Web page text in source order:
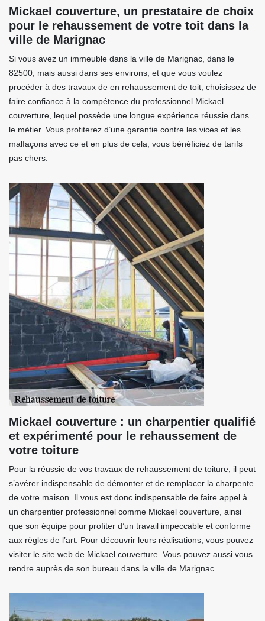
Mickael couverture, un prestataire de choix
pour le rehaussement de votre toit dans la
ville de Marignac
Si vous avez un immeuble dans la ville de Marignac, dans le
82500, mais aussi dans ses environs, et que vous voulez
procéder à des travaux de en rehaussement de toit, choisissez de
faire confiance à la compétence du professionnel Mickael
couverture, lequel possède une longue expérience réussie dans
le métier. Vous profiterez d’une garantie contre les vices et les
malfaçons avec ce et en plus de cela, vous bénéficiez de tarifs
pas chers.
Mickael couverture : un charpentier qualifié
et expérimenté pour le rehaussement de
votre toiture
Pour la réussie de vos travaux de rehaussement de toiture, il peut
s’avérer indispensable de démonter et de remplacer la charpente
de votre maison. Il vous est donc indispensable de faire appel à
un charpentier professionnel comme Mickael couverture, ainsi
que son équipe pour profiter d’un travail impeccable et conforme
aux règles de l’art. Pour découvrir leurs réalisations, vous pouvez
visiter le site web de Mickael couverture. Vous pouvez aussi vous
rendre auprès de son bureau dans la ville de Marignac.